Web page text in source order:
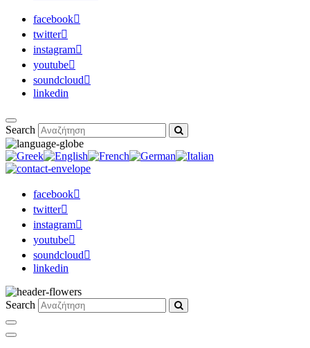
facebook
twitter
instagram
youtube
soundcloud
linkedin
Search
facebook
twitter
instagram
youtube
soundcloud
linkedin
Search